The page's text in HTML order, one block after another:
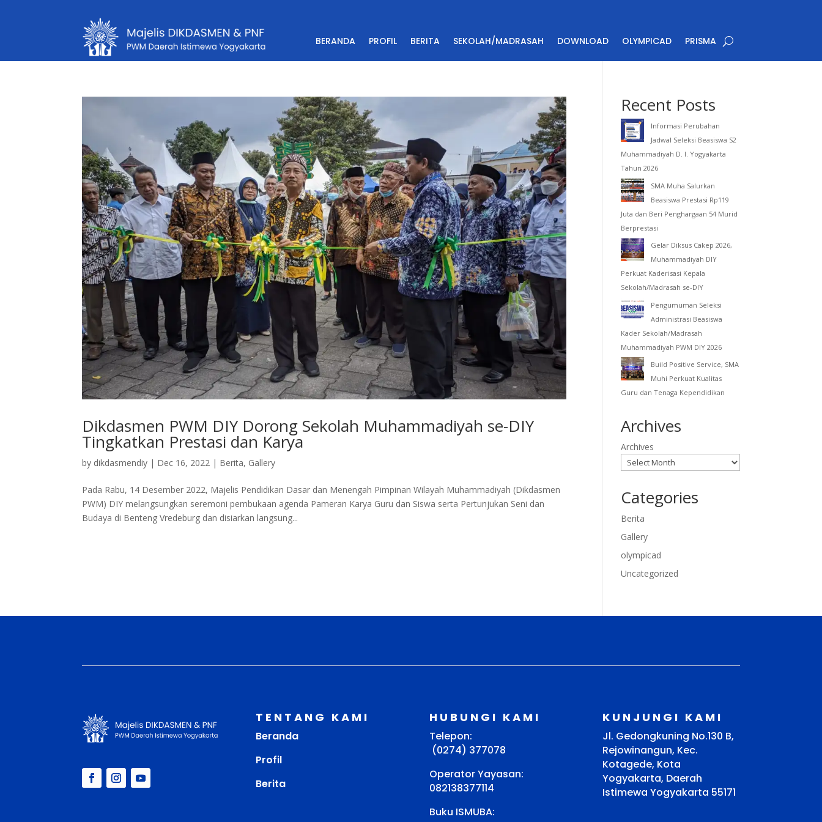
BERANDA PROFIL BERITA SEKOLAH/MADRASAH DOWNLOAD OLYMPICAD PRISMA
Dikdasmen PWM DIY Dorong Sekolah Muhammadiyah se-DIY
Tingkatkan Prestasi dan Karya
by dikdasmendiy | Dec 16, 2022 | Berita, Gallery
Pada Rabu, 14 Desember 2022, Majelis Pendidikan Dasar dan Menengah Pimpinan Wilayah Muhammadiyah (Dikdasmen
PWM) DIY melangsungkan seremoni pembukaan agenda Pameran Karya Guru dan Siswa serta Pertunjukan Seni dan
Budaya di Benteng Vredeburg dan disiarkan langsung...
Recent Posts
Informasi Perubahan
Jadwal Seleksi Beasiswa S2
Muhammadiyah D. I. Yogyakarta
Tahun 2026
SMA Muha Salurkan
Beasiswa Prestasi Rp119
Juta dan Beri Penghargaan 54 Murid
Berprestasi
Gelar Diksus Cakep 2026,
Muhammadiyah DIY
Perkuat Kaderisasi Kepala
Sekolah/Madrasah se-DIY
Pengumuman Seleksi
Administrasi Beasiswa
Kader Sekolah/Madrasah
Muhammadiyah PWM DIY 2026
Build Positive Service, SMA
Muhi Perkuat Kualitas
Guru dan Tenaga Kependidikan
Archives
Archives
Categories
Berita
Gallery
olympicad
Uncategorized
TENTANG KAMI
Beranda
Profil
Berita
HUBUNGI KAMI
Telepon:
(0274) 377078
Operator Yayasan:
082138377114
Buku ISMUBA:
KUNJUNGI KAMI
Jl. Gedongkuning No.130 B,
Rejowinangun, Kec.
Kotagede, Kota
Yogyakarta, Daerah
Istimewa Yogyakarta 55171